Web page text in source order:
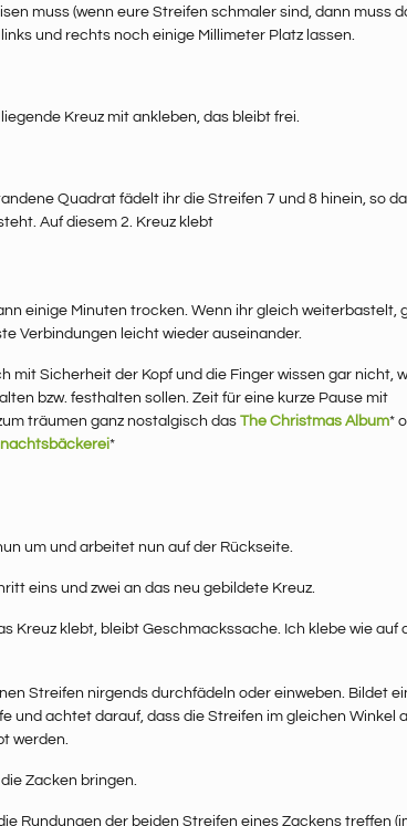
muss (wenn eure Streifen schmaler sind, dann muss
und rechts noch einige Millimeter Platz lassen.
Kreuz mit ankleben, das bleibt frei.
Quadrat fädelt ihr die Streifen 7 und 8 hinein, so
Auf diesem 2. Kreuz klebt
einige Minuten trocken. Wenn ihr gleich weiterbastelt,
Verbindungen leicht wieder auseinander.
mit Sicherheit der Kopf und die Finger wissen gar nicht,
bzw. festhalten sollen. Zeit für eine kurze Pause mit
träumen ganz nostalgisch das The Christmas Album*
*
um und arbeitet nun auf der Rückseite.
eins und zwei an das neu gebildete Kreuz.
Kreuz klebt, bleibt Geschmackssache. Ich klebe wie auf
Streifen nirgends durchfädeln oder einweben. Bildet
und achtet darauf, dass die Streifen im gleichen Winkel
werden.
Zacken bringen.
Rundungen der beiden Streifen eines Zackens treffen